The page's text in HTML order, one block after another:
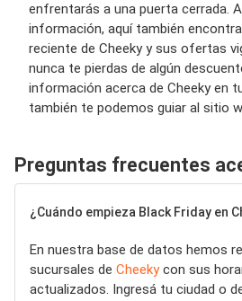
enfrentarás a una puerta cerrada.
información, aquí también
reciente de Cheeky y sus ofertas
nunca te pierdas de algún
información acerca de Cheeky en
también te podemos guiar al sitio
Preguntas frecuentes
¿Cuándo empieza Black Friday en
En nuestra base de datos hemos
sucursales de Cheekycon sus
actualizados. Ingresá tu ciudad o